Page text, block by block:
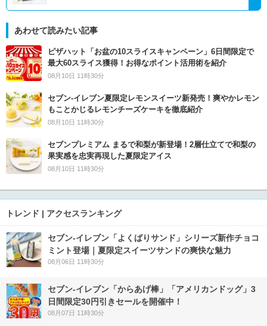
あわせて読みたい記事
ピザハット「お盆の10スライスキャンペーン」6日間限定で
最大60スライス獲得！お得なポイント活用術を紹介
08月10日 11時30分
セブン‐イレブン夏限定レモンスイーツ新発売！爽やかレモン
もことかじるレモンチーズケーキを徹底紹介
08月10日 11時30分
セブンプレミアム まるで和梨が新登場！2層仕立てで和梨の
果実感を忠実再現した夏限定アイス
08月10日 11時30分
トレンド | アクセスランキング
セブン‐イレブン「よくばりサンド」シリーズ新作チョコ
ミント登場｜夏限定スイーツサンドの爽快な魅力
08月06日 11時30分
セブン‐イレブン「からあげ棒」「アメリカンドッグ」3
日間限定30円引きセールを開催中！
08月07日 11時30分